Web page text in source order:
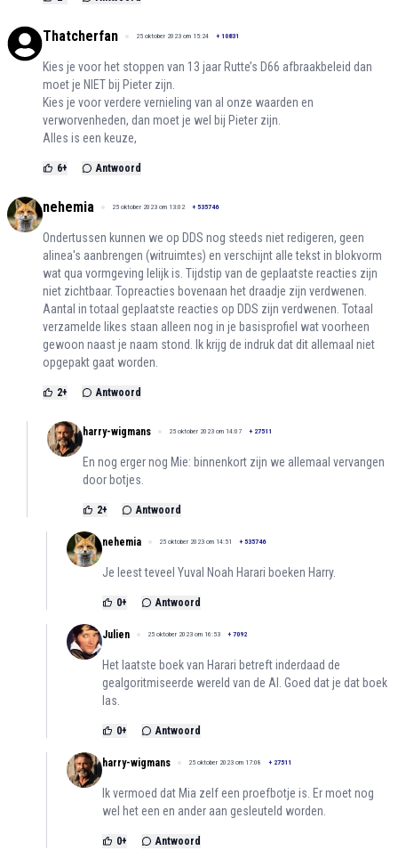
Thatcherfan 25 oktober 2023 om 15:24 + 10831
Kies je voor het stoppen van 13 jaar Rutte’s D66 afbraakbeleid dan
moet je NIET bij Pieter zijn.
Kies je voor verdere vernieling van al onze waarden en
verworvenheden, dan moet je wel bij Pieter zijn.
Alles is een keuze,
6+ Antwoord
nehemia 25 oktober 2023 om 13:02 + 535746
Ondertussen kunnen we op DDS nog steeds niet redigeren, geen
alinea's aanbrengen (witruimtes) en verschijnt alle tekst in blokvorm
wat qua vormgeving lelijk is. Tijdstip van de geplaatste reacties zijn
niet zichtbaar. Topreacties bovenaan het draadje zijn verdwenen.
Aantal in totaal geplaatste reacties op DDS zijn verdwenen. Totaal
verzamelde likes staan alleen nog in je basisprofiel wat voorheen
gewoon naast je naam stond. Ik krijg de indruk dat dit allemaal niet
opgepakt gaat worden.
2+ Antwoord
harry-wigmans 25 oktober 2023 om 14:07 + 27511
En nog erger nog Mie: binnenkort zijn we allemaal vervangen
door botjes.
2+ Antwoord
nehemia 25 oktober 2023 om 14:51 + 535746
Je leest teveel Yuval Noah Harari boeken Harry.
0+ Antwoord
Julien 25 oktober 2023 om 16:53 + 7092
Het laatste boek van Harari betreft inderdaad de
gealgoritmiseerde wereld van de AI. Goed dat je dat boek
las.
0+ Antwoord
harry-wigmans 25 oktober 2023 om 17:08 + 27511
Ik vermoed dat Mia zelf een proefbotje is. Er moet nog
wel het een en ander aan gesleuteld worden.
0+ Antwoord